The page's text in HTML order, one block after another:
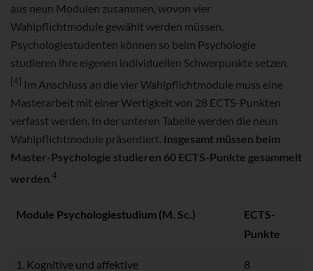
aus neun Modulen zusammen, wovon vier
Wahlpflichtmodule gewählt werden müssen.
Psychologiestudenten können so beim Psychologie
studieren ihre eigenen individuellen Schwerpunkte setzen.
[4] Im Anschluss an die vier Wahlpflichtmodule muss eine
Masterarbeit mit einer Wertigkeit von 28 ECTS-Punkten
verfasst werden. In der unteren Tabelle werden die neun
Wahlpflichtmodule präsentiert. Insgesamt müssen beim
Master-Psychologie studieren 60 ECTS-Punkte gesammelt
werden.4
Module Psychologiestudium (M. Sc.)
ECTS-
Punkte
1. Kognitive und affektive 8